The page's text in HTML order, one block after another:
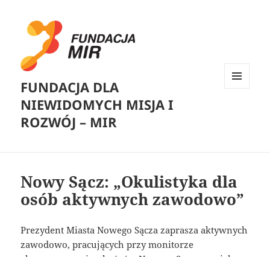
FUNDACJA DLA
NIEWIDOMYCH MISJA I
ROZWÓJ – MIR
Nowy Sącz: „Okulistyka dla
osób aktywnych zawodowo”
Prezydent Miasta Nowego Sącza zaprasza aktywnych
zawodowo, pracujących przy monitorze